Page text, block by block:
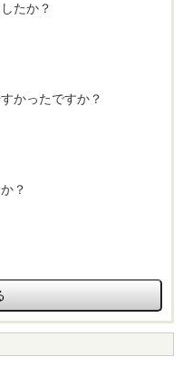
たか？
かったですか？
？